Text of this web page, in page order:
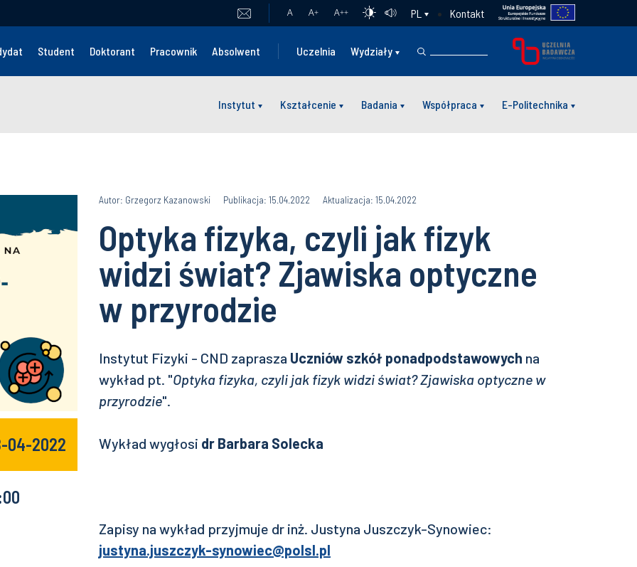
A A+ A++ PL Kontakt
Student Doktorant Pracownik Absolwent Uczelnia Wydziały
Instytut Kształcenie Badania Współpraca E-Politechnika
04-2022
Autor: Grzegorz Kazanowski Publikacja: 15.04.2022 Aktualizacja: 15.04.2022
Optyka fizyka, czyli jak fizyk
widzi świat? Zjawiska optyczne
w przyrodzie
Instytut Fizyki - CND zaprasza Uczniów szkół ponadpodstawowych na
wykład pt. "Optyka fizyka, czyli jak fizyk widzi świat? Zjawiska optyczne w
przyrodzie".
Wykład wygłosi dr Barbara Solecka
Zapisy na wykład przyjmuje dr inż. Justyna Juszczyk-Synowiec:
justyna.juszczyk-synowiec@polsl.pl